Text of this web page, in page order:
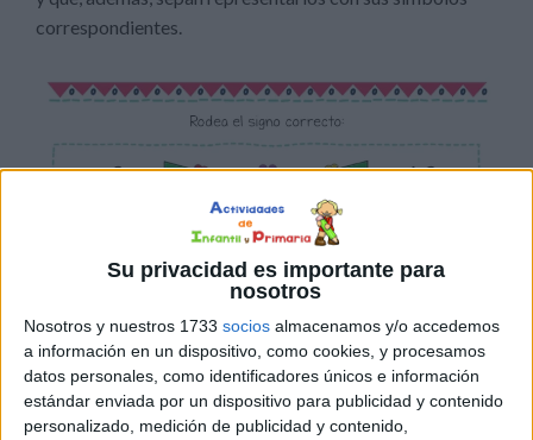
Su privacidad es importante para
nosotros
Nosotros y nuestros 1733 socios almacenamos y/o accedemos
a información en un dispositivo, como cookies, y procesamos
datos personales, como identificadores únicos e información
estándar enviada por un dispositivo para publicidad y contenido
personalizado, medición de publicidad y contenido,
correspondientes.